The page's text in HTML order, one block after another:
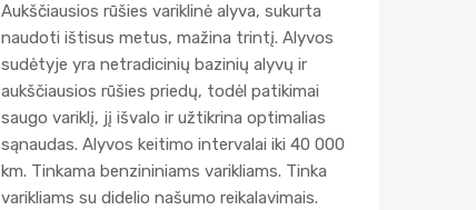
Aukščiausios rūšies variklinė alyva, sukurta
naudoti ištisus metus, mažina trintį. Alyvos
sudėtyje yra netradicinių bazinių alyvų ir
aukščiausios rūšies priedų, todėl patikimai
saugo variklį, jį išvalo ir užtikrina optimalias
sąnaudas. Alyvos keitimo intervalai iki 40 000
km. Tinkama benzininiams varikliams. Tinka
varikliams su didelio našumo reikalavimais.